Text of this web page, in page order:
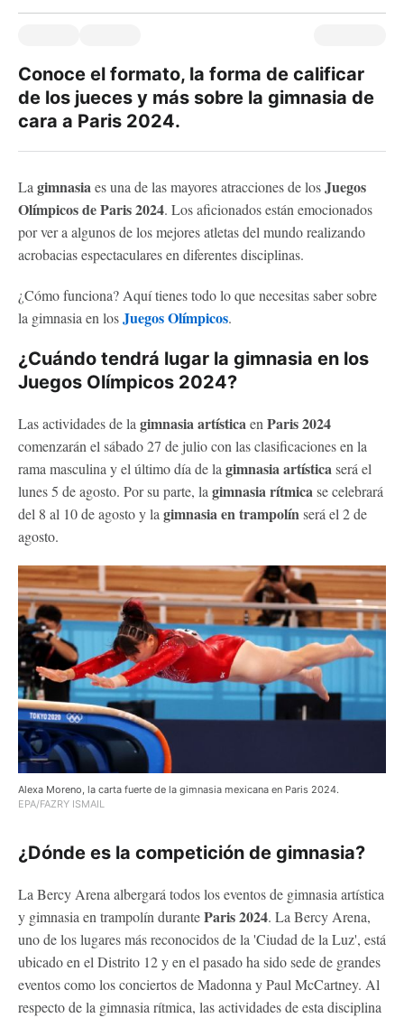
Conoce el formato, la forma de calificar
de los jueces y más sobre la gimnasia de
cara a Paris 2024.
La gimnasiaes una de las mayores atracciones de losJuegos
Olímpicos de Paris 2024. Los aficionados están emocionados
por ver a algunos de los mejores atletas del mundo realizando
acrobacias espectaculares en diferentes disciplinas.
¿Cómo funciona? Aquí tienes todo lo que necesitas saber sobre
la gimnasia en losJuegos Olímpicos.
¿Cuándo tendrá lugar la gimnasia en los
Juegos Olímpicos 2024?
Las actividades de la gimnasia artísticaen Paris 2024
comenzarán el sábado 27 de julio con las clasificaciones en la
rama masculina y el último día de la gimnasia artísticaserá el
lunes 5 de agosto. Por su parte, la gimnasia rítmicase celebrará
del 8 al 10 de agosto y la gimnasia en trampolínserá el 2 de
agosto.
Alexa Moreno, la carta fuerte de la gimnasia mexicana en Paris 2024.
EPA/FAZRY ISMAIL
¿Dónde es la competición de gimnasia?
La Bercy Arena albergará todos los eventos de gimnasia artística
y gimnasia en trampolín duranteParis 2024. La Bercy Arena,
uno de los lugares más reconocidos de la 'Ciudad de la Luz', está
ubicado en el Distrito 12 y en el pasado ha sido sede de grandes
eventos como los conciertos de Madonna y Paul McCartney. Al
respecto de la gimnasia rítmica, las actividades de esta disciplina